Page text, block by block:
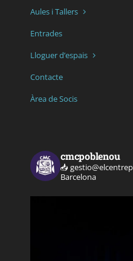
Aules i Tallers
Entrades
Lloguer d’espais
Contacte
Àrea de Socis
cmcpoblenou
📥
Barcelona